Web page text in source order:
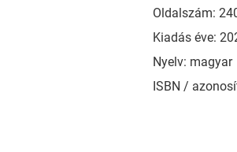
Oldalszám:
Kiadás éve:
Nyelv: magyar
ISBN /